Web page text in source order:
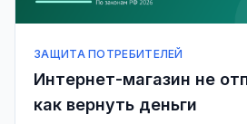
ЗАЩИТА ПОТРЕБИТЕЛЕЙ
Интернет-магазин не
как вернуть деньги